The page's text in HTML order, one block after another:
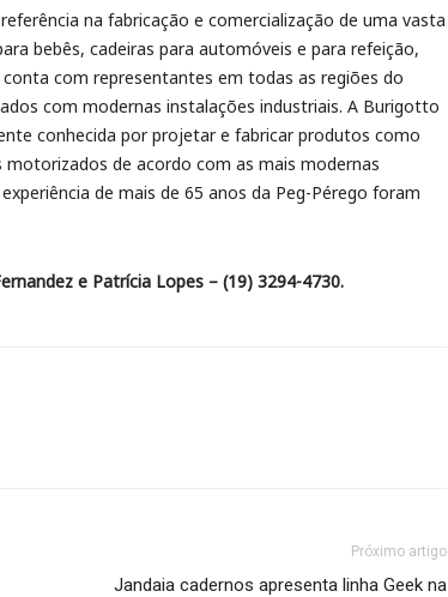
na fabricação e comercialização de uma vasta
bebês, cadeiras para automóveis e para refeição,
com representantes em todas as regiões do
com modernas instalações industriais. A Burigotto
conhecida por projetar e fabricar produtos como
de acordo com as mais modernas
de mais de 65 anos da Peg-Pérego foram
e Patrícia Lopes – (19) 3294-4730.
Próximo artigo
Jandaia cadernos apresenta linha Geek na